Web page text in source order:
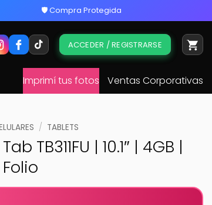
🛡️ Compra Protegida
ACCEDER / REGISTRARSE
Imprimí tus fotos Ventas Corporativas
/ TABLETS
TB311FU | 10.1″ | 4GB |